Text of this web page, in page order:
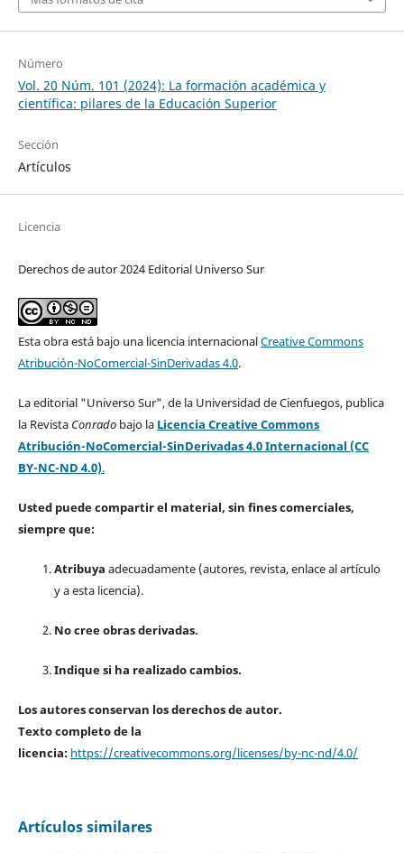
Número
Vol. 20 Núm. 101 (2024): La formación académica y
científica: pilares de la Educación Superior
Sección
Artículos
Licencia
Derechos de autor 2024 Editorial Universo Sur
Esta obra está bajo una licencia internacionalCreative Commons
Atribución-NoComercial-SinDerivadas 4.0.
La editorial "Universo Sur", de la Universidad de Cienfuegos, publica
la Revista Conradobajo la Licencia Creative Commons
Atribución-NoComercial-SinDerivadas 4.0 Internacional (CC
BY-NC-ND 4.0).
Usted puede compartir el material, sin fines comerciales,
siempre que:
Atribuya adecuadamente (autores, revista, enlace al artículo
y a esta licencia).
No cree obras derivadas.
Indique si ha realizado cambios.
Los autores conservan los derechos de autor.
Texto completo de la
licencia: https://creativecommons.org/licenses/by-nc-nd/4.0/
Artículos similares